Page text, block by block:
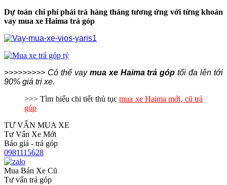
Dự toán chi phí phải trả hàng tháng tương ứng với từng khoản
vay mua xe Haima trả góp
>>>>>>>>> Có thể vay mua xe Haimatrả góp tối đa lên tới
90% giá trị xe.
>>> Tìm hiểu chi tiết thủ tụcmua xe Haima mới, cũ trả
góp
TƯ VẤN MUA XE
Tư Vấn Xe Mới
Báo giá - trả góp
0981115628
Mua Bán Xe Cũ
Tư vấn trả góp